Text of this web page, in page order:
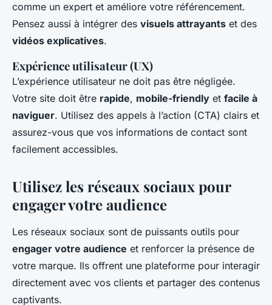
comme un expert et améliore votre référencement.
Pensez aussi à intégrer des visuels attrayants et des
vidéos explicatives.
Expérience utilisateur (UX)
L’expérience utilisateur ne doit pas être négligée.
Votre site doit être rapide, mobile-friendly et facile à
naviguer. Utilisez des appels à l’action (CTA) clairs et
assurez-vous que vos informations de contact sont
facilement accessibles.
Utilisez les réseaux sociaux pour
engager votre audience
Les réseaux sociaux sont de puissants outils pour
engager votre audience et renforcer la présence de
votre marque. Ils offrent une plateforme pour interagir
directement avec vos clients et partager des contenus
captivants.